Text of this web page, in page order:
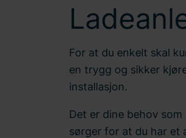
For at du enkelt skal
en trygg og sikker
installasjon.
Det er dine behov
sørger for at du har et